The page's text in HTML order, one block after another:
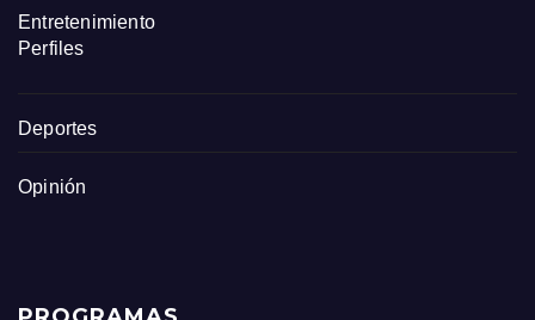
Entretenimiento
Perfiles
Deportes
Opinión